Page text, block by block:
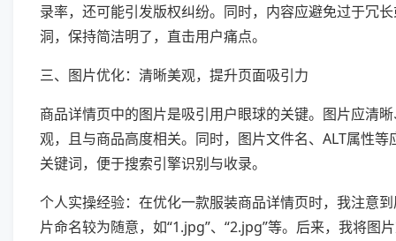
录率，还可能引发版权纠纷。同时，内容应避免过于冗
洞，保持简洁明了，直击用户痛点。
三、图片优化：清晰美观，提升页面吸引力
商品详情页中的图片是吸引用户眼球的关键。图片应清
观，且与商品高度相关。同时，图片文件名、ALT属性等
关键词，便于搜索引擎识别与收录。
个人实操经验：在优化一款服装商品详情页时，我注意
片命名较为随意，如“1.jpg”、“2.jpg”等。后来，我将图